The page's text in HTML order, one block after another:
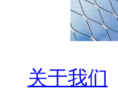
关于我们